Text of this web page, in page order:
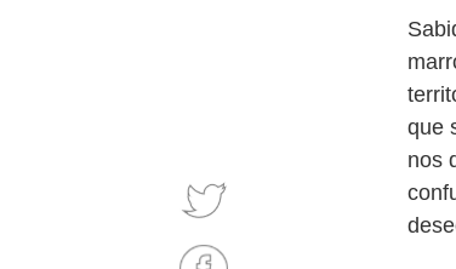
que
nos